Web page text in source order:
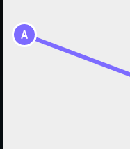
A